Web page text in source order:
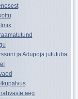
ja Adupoja jututuba
aeg